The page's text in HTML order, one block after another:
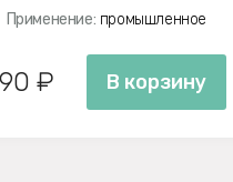
Применение: промышленное
₽ В корзину